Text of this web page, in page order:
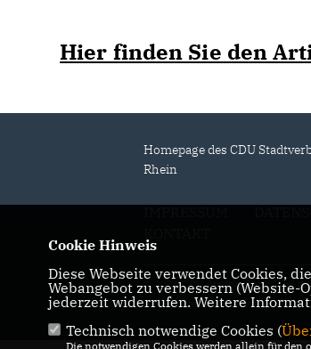
Hier finden Sie den
Homepage des CDU
Rhein
© 2026 CDU Stadtverband Weil
Alle Rechte vorbehalten.
Cookie Hinweis
Diese Webseite verwendet Cookies,
Webangebot zu verbessern
jederzeit widerrufen. Weitere
Technisch notwendige Cookies (
Die notwendigen Cookies werden allein für den